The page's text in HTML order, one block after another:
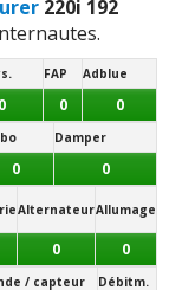
pas
n'aime pas
:3aiment
DKG)220i 192
FAP Adblue
0 0 0
Damper
0 0
AlternateurAllumage
0 0
/ capteur Débitm.